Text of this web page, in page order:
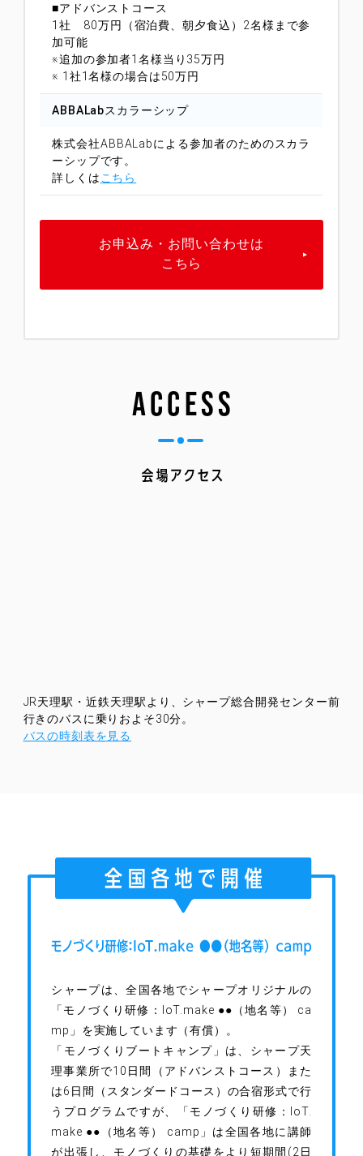
■アドバンストコース
1社 80万円（宿泊費、朝夕食込）2名様まで参
加可能
※追加の参加者1名様当り35万円
※ 1社1名様の場合は50万円
ABBALabスカラーシップ
株式会社ABBALabによる参加者のためのスカラ
ーシップです。
詳しくは こちら
お申込み・お問い合わせは
こちら
ACCESS
JR天理駅・近鉄天理駅より、シャープ総合開発センター前
行きのバスに乗りおよそ30分。
バスの時刻表を見る
シャープは、全国各地でシャープオリジナルの
「モノづくり研修：IoT.make ●●（地名等） ca
mp」を実施しています（有償）。
「モノづくりブートキャンプ」は、シャープ天
理事業所で10日間（アドバンストコース）また
は6日間（スタンダードコース）の合宿形式で行
うプログラムですが、「モノづくり研修：IoT.
make ●●（地名等） camp」は全国各地に講師
が出張し、モノづくりの基礎をより短期間(2日